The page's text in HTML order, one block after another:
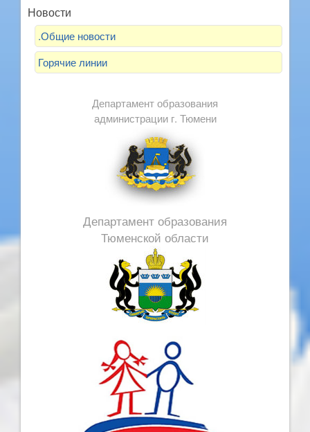
Новости
.Общие новости
Горячие линии
Департамент образования
администрации г. Тюмени
Департамент образования
Тюменской области